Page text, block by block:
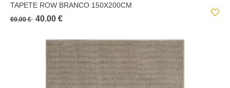
TAPETE ROW BRANCO 150X200CM
69.00 € 40.00 €